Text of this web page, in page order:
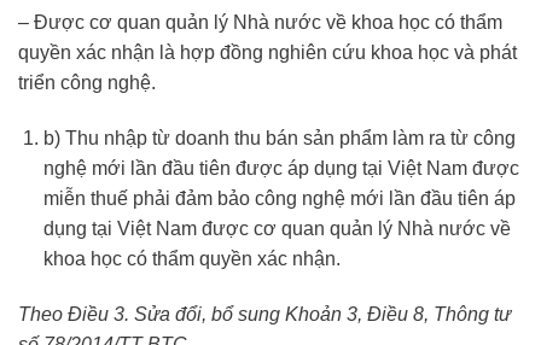
– Được cơ quan quản lý Nhà nước về khoa học có thẩm
quyền xác nhận là hợp đồng nghiên cứu khoa học và phát
triển công nghệ.
b) Thu nhập từ doanh thu bán sản phẩm làm ra từ công
nghệ mới lần đầu tiên được áp dụng tại Việt Nam được
miễn thuế phải đảm bảo công nghệ mới lần đầu tiên áp
dụng tại Việt Nam được cơ quan quản lý Nhà nước về
khoa học có thẩm quyền xác nhận.
Theo Điều 3. Sửa đổi, bổ sung Khoản 3, Điều 8, Thông tư